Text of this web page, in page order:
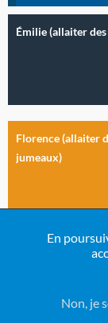
En
Non, je
Émilie (allaiter
Florence (allaiter
jumeaux)